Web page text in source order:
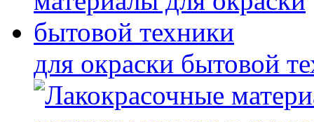
для окраски бытовой